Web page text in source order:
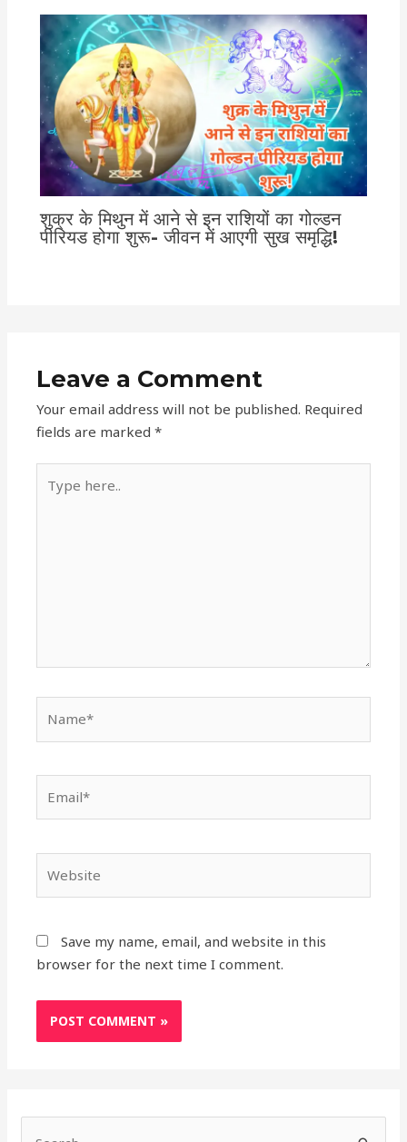
शुक्र के मिथुन में आने से इन राशियों का गोल्डन
पीरियड होगा शुरू- जीवन में आएगी सुख समृद्धि!
Leave a Comment
Your email address will not be published. Required
fields are marked*
here..
Save my name, email, and website in this
browser for the next time I comment.